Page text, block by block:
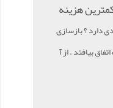
هزینه
دارد ؟ بازسازی
بیافتد . از آ